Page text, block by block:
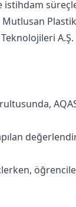
istihdam
Mutlusan